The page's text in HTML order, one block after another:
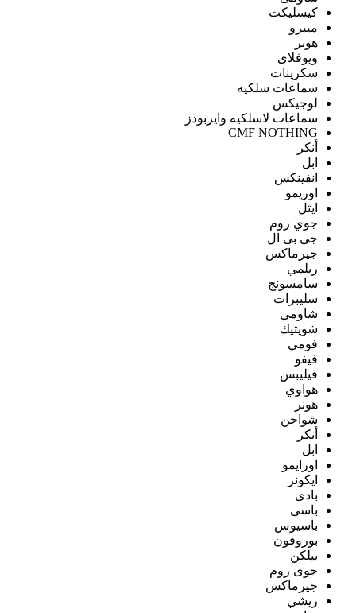
كيسليكت
ميبرو
هونر
ويوفلاى
سكرينات
سماعات سلكيه
لوجيكس
سماعات لاسلكيه وايربودز
CMF NOTHING
أنكر
ابل
انفينكس
اوريمو
ايتل
جوي روم
جى بى ال
جيرماكس
ريلمي
سامسونج
سليبرات
شاومى
شويتيك
فومي
فيفو
فيليبس
هواوي
هونر
شواحن
أنكر
ابل
اورايمو
ايكونز
بادى
باسى
باسيوس
بوروفون
بيلكن
جوى روم
جيرماكس
ريشي